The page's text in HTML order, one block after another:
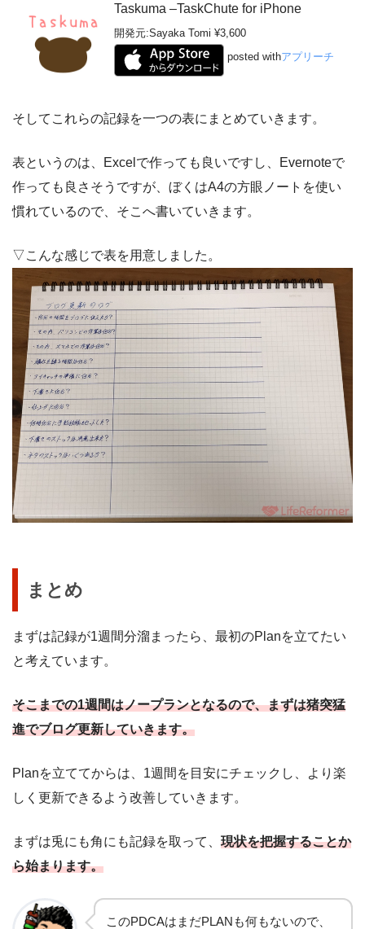
Taskuma –TaskChute for iPhone
開発元:Sayaka Tomi ¥3,600
posted withアプリーチ
そしてこれらの記録を一つの表にまとめていきます。
表というのは、Excelで作っても良いですし、Evernoteで
作っても良さそうですが、ぼくはA4の方眼ノートを使い
慣れているので、そこへ書いていきます。
▽こんな感じで表を用意しました。
まとめ
まずは記録が1週間分溜まったら、最初のPlanを立てたい
と考えています。
そこまでの1週間はノープランとなるので、まずは猪突猛
進でブログ更新していきます。
Planを立ててからは、1週間を目安にチェックし、より楽
しく更新できるよう改善していきます。
まずは兎にも角にも記録を取って、 現状を把握することか
ら始まります。
このPDCAはまだPLANも何もないので、